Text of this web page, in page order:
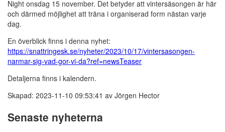
Night onsdag 15 november. Det betyder att vintersäsongen är här
och därmed möjlighet att träna i organiserad form nästan varje
dag.
En överblick finns i denna nyhet:
https://snattringesk.se/nyheter/2023/10/17/vintersasongen-
narmar-sig-vad-gor-vi-da?ref=newsTeaser
Detaljerna finns i kalendern.
Skapad: 2023-11-10 09:53:41 av Jörgen Hector
Senaste nyheterna